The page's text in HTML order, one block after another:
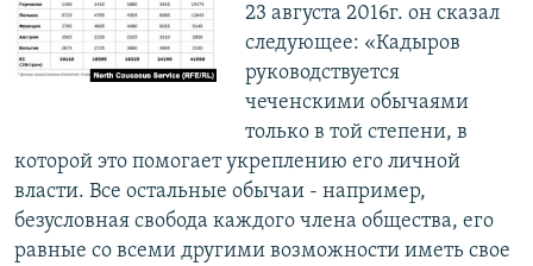
23 августа 2016г. он сказал
следующее: «Кадыров
руководствуется
чеченскими обычаями
только в той степени, в
которой это помогает укреплению его личной
власти. Все остальные обычаи - например,
безусловная свобода каждого члена общества, его
равные со всеми другими возможности иметь свое